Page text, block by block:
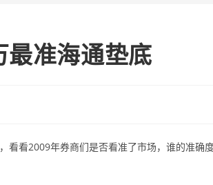
准海通垫底
看看2009年券商们是否看准了市场，谁的准确